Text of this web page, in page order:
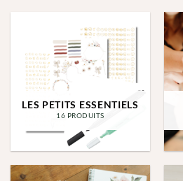
LES PETITS ESSENTIELS
16 PRODUITS